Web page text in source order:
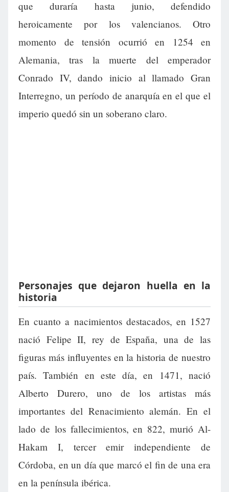
que duraría hasta junio, defendido
heroicamente por los valencianos. Otro
momento de tensión ocurrió en 1254 en
Alemania, tras la muerte del emperador
Conrado IV, dando inicio al llamado Gran
Interregno, un período de anarquía en el que el
imperio quedó sin un soberano claro.
Personajes que dejaron huella en la
historia
En cuanto a nacimientos destacados, en 1527
nació Felipe II, rey de España, una de las
figuras más influyentes en la historia de nuestro
país. También en este día, en 1471, nació
Alberto Durero, uno de los artistas más
importantes del Renacimiento alemán. En el
lado de los fallecimientos, en 822, murió Al-
Hakam I, tercer emir independiente de
Córdoba, en un día que marcó el fin de una era
en la península ibérica.